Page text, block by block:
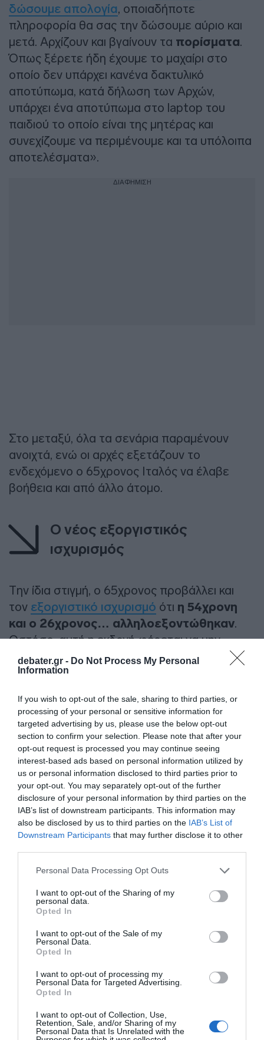
debater.gr - Do Not Process My Personal
Information
If you wish to opt-out of the sale, sharing to third parties, or
processing of your personal or sensitive information for
targeted advertising by us, please use the below opt-out
section to confirm your selection. Please note that after your
opt-out request is processed you may continue seeing
interest-based ads based on personal information utilized by
us or personal information disclosed to third parties prior to
your opt-out. You may separately opt-out of the further
disclosure of your personal information by third parties on the
IAB’s list of downstream participants. This information may
also be disclosed by us to third parties on the IAB’s List of
Downstream Participants that may further disclose it to other
Please note that this website/app uses one or more Google
not limited to your visit or usage behaviour. You may click to
grant or deny consent to Google and its third-party tags to
use your data for below specified purposes in below Google
consent section.
Personal Data Processing Opt Outs
I want to opt-out of the Sharing of my
personal data.
Opted In
I want to opt-out of the Sale of my
Personal Data.
Opted In
I want to opt-out of processing my
Personal Data for Targeted Advertising.
Opted In
I want to opt-out of Collection, Use,
Retention, Sale, and/or Sharing of my
Personal Data that Is Unrelated with the
δώσουμε απολογία, οποιαδήποτε
πληροφορία θα σας την δώσουμε αύριο και
μετά. Αρχίζουν και βγαίνουν τα πορίσματα.
Όπως ξέρετε ήδη έχουμε το μαχαίρι στο
οποίο δεν υπάρχει κανένα δακτυλικό
αποτύπωμα, κατά δήλωση των Αρχών,
υπάρχει ένα αποτύπωμα στο laptop του
παιδιού το οποίο είναι της μητέρας και
συνεχίζουμε να περιμένουμε και τα υπόλοιπα
αποτελέσματα».
ΔΙΑΦΗΜΙΣΗ
Στο μεταξύ, όλα τα σενάρια παραμένουν
ανοιχτά, ενώ οι αρχές εξετάζουν το
ενδεχόμενο ο 65χρονος Ιταλός να έλαβε
βοήθεια και από άλλο άτομο.
Ο νέος εξοργιστικός
ισχυρισμός
Την ίδια στιγμή, ο 65χρονος προβάλλει και
τον εξοργιστικό ισχυρισμό ότι η 54χρονη
και ο 26χρονος… αλληλοεξοντώθηκαν.
Ωστόσο, αυτή η εκδοχή φέρεται να μην
ισχύει, διότι ο 26χρονος σε αντίθεση με τη
μητέρα του,
θεωρεί ήδη «δεμένη» την υπόθεση.
Εν τω μεταξύ, σήμερα αναμένονται
αποτελέσματα των εξετάσεων
από τα δείγματα των θυμάτων και
του κατηγορουμένου
, με τις Αρχές να
εκτιμούν ότι
δείξουν ξεκάθαρα τον δολοφόνο
συντελέστηκε το έγκλημα προκειμένου να